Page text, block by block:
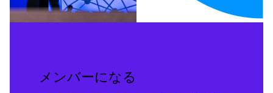
メンバーになる